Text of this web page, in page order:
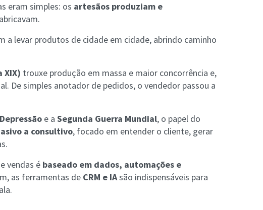
eram simples: os artesãos produziam e
a levar produtos de cidade em cidade, abrindo caminho
XIX) trouxe produção em massa e maior concorrência e,
De simples anotador de pedidos, o vendedor passou a
e a Segunda Guerra Mundial, o papel do
a consultivo, focado em entender o cliente, gerar
vendas é baseado em dados, automações e
as ferramentas de CRM e IAsão indispensáveis para